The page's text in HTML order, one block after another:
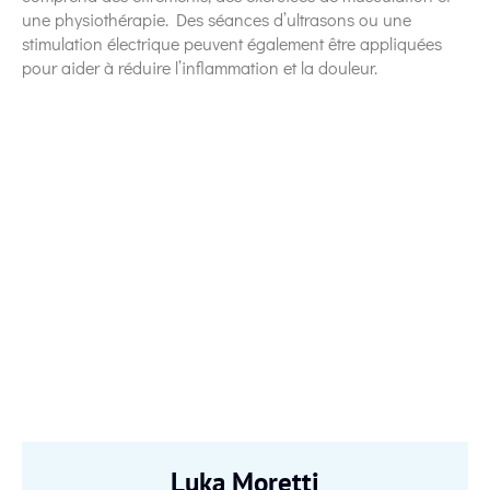
une physiothérapie. Des séances d’ultrasons ou une
stimulation électrique peuvent également être appliquées
pour aider à réduire l’inflammation et la douleur.
Luka Moretti